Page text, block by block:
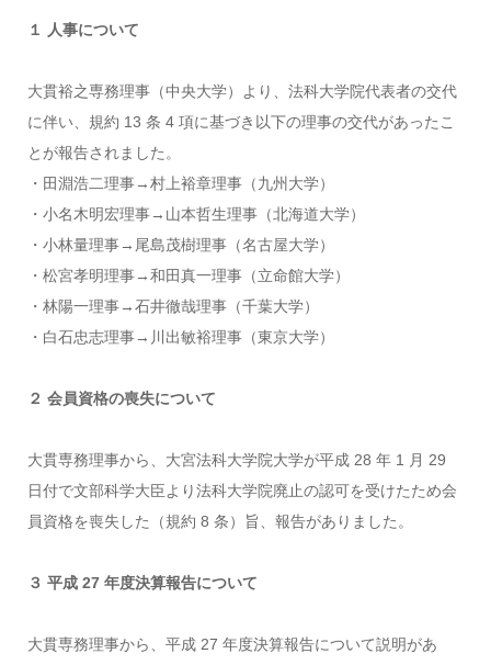
１ 人事について
大貫裕之専務理事（中央大学）より、法科大学院代表者の交代
に伴い、規約 13 条 4 項に基づき以下の理事の交代があったこ
とが報告されました。
・田淵浩二理事→村上裕章理事（九州大学）
・小名木明宏理事→山本哲生理事（北海道大学）
・小林量理事→尾島茂樹理事（名古屋大学）
・松宮孝明理事→和田真一理事（立命館大学）
・林陽一理事→石井徹哉理事（千葉大学）
・白石忠志理事→川出敏裕理事（東京大学）
２ 会員資格の喪失について
大貫専務理事から、大宮法科大学院大学が平成 28 年 1 月 29
日付で文部科学大臣より法科大学院廃止の認可を受けたため会
員資格を喪失した（規約 8 条）旨、報告がありました。
３ 平成 27 年度決算報告について
大貫専務理事から、平成 27 年度決算報告について説明があ